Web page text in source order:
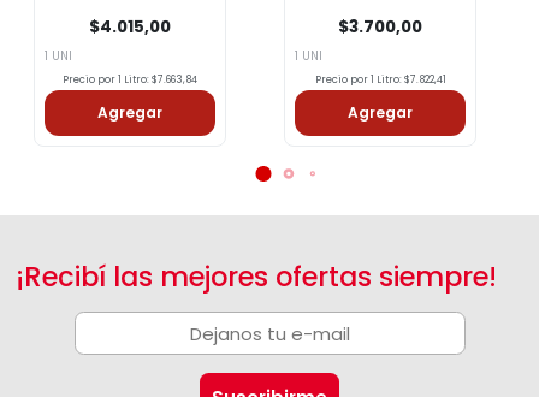
$4.015,00
1 UNI
Precio por 1 Litro: $7.663,84
Agregar
$3.700,00
1 UNI
Precio por 1 Litro: $7.822,41
Agregar
¡Recibí las mejores ofertas siempre!